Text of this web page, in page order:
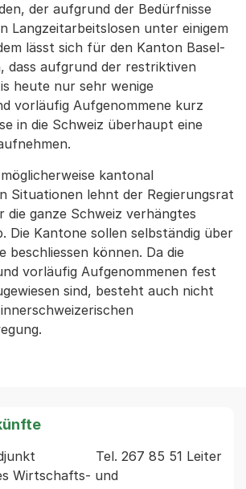
der aufgrund der Bedürfnisse
Langzeitarbeitslosen unter einigem
lässt sich für den Kanton Basel-
dass aufgrund der restriktiven
heute nur sehr wenige
vorläufig Aufgenommene kurz
in die Schweiz überhaupt eine
kantonal
Situationen lehnt der Regierungsrat
die ganze Schweiz verhängtes
Die Kantone sollen selbständig über
beschliessen können. Da die
vorläufig Aufgenommenen fest
sind, besteht auch nicht
Tel. 267 85 51 Leiter
Wirtschafts- und